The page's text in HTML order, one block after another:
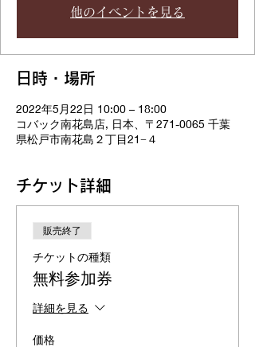
他のイベントを見る
日時・場所
2022年5月22日 10:00 – 18:00
コバック南花島店, 日本、〒271-0065 千葉
県松戸市南花島２丁目21−４
チケット詳細
販売終了
チケットの種類
無料参加券
詳細を見る
価格